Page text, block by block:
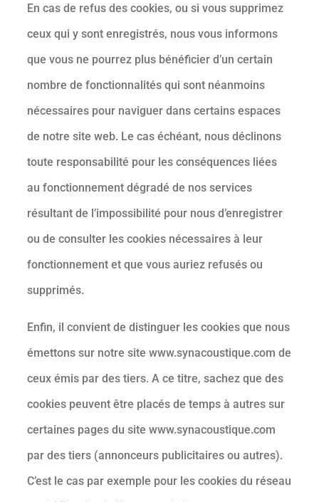
En cas de refus des cookies, ou si vous supprimez
ceux qui y sont enregistrés, nous vous informons
que vous ne pourrez plus bénéficier d’un certain
nombre de fonctionnalités qui sont néanmoins
nécessaires pour naviguer dans certains espaces
de notre site web. Le cas échéant, nous déclinons
toute responsabilité pour les conséquences liées
au fonctionnement dégradé de nos services
résultant de l’impossibilité pour nous d’enregistrer
ou de consulter les cookies nécessaires à leur
fonctionnement et que vous auriez refusés ou
supprimés.
Enfin, il convient de distinguer les cookies que nous
émettons sur notre site www.synacoustique.com de
ceux émis par des tiers. A ce titre, sachez que des
cookies peuvent être placés de temps à autres sur
certaines pages du site www.synacoustique.com
par des tiers (annonceurs publicitaires ou autres).
C’est le cas par exemple pour les cookies du réseau